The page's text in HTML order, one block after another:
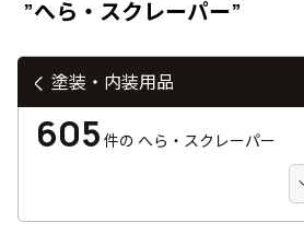
”へら・スクレーパー”
塗装・内装用品
605 件の へら・スクレーパー